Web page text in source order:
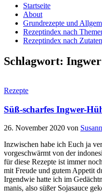
Startseite
About
Grundrezepte und
Rezeptindex nach
Rezeptindex nach Zutaten
Schlagwort: Ingwer
Rezepte
Süß-scharfes Ingwer-
26. November 2020 von
Inzwischen habe ich Euch ja
vorgeschwärmt von der
für diese Rezepte ist immer
mit Freude und gutem Appetit
Irgendwie hatte ich im
manis, also süßer Sojasauce